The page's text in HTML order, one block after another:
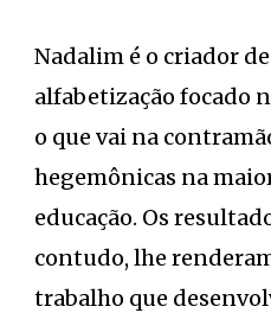
Nadalim é o criador
alfabetização focado
o que vai na
hegemônicas na
educação. Os
contudo, lhe
trabalho que